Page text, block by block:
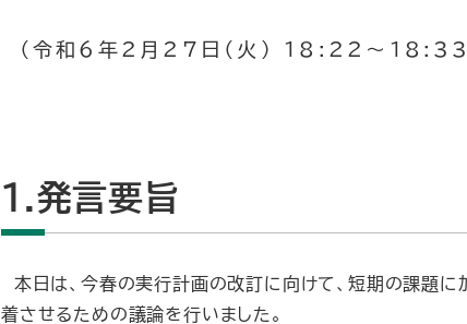
（令和6年2月27日（火） 18:22～18:33
1.発言要旨
本日は、今春の実行計画の改訂に向けて、短期の課題
着させるための議論を行いました。